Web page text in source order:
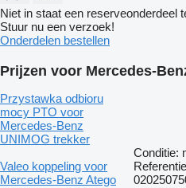
Niet in staat een reserveonderdeel
Stuur nu een verzoek!
Onderdelen bestellen
Prijzen voor Mercedes-
Przystawka odbioru
mocy PTO voor
Mercedes-Benz
UNIMOG trekker
Valeo koppeling voor
Mercedes-Benz Atego
Conditie: